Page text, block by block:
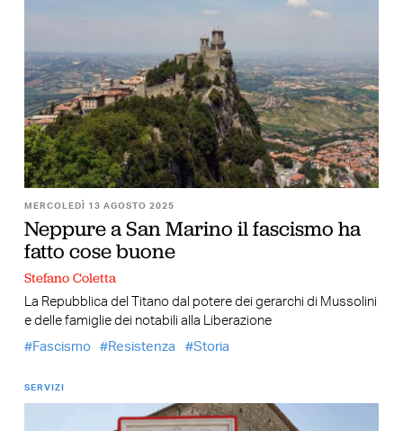
MERCOLEDÌ 13 AGOSTO 2025
Neppure a San Marino il fascismo ha
fatto cose buone
Stefano Coletta
La Repubblica del Titano dal potere dei gerarchi di Mussolini
e delle famiglie dei notabili alla Liberazione
Fascismo
Resistenza Storia
SERVIZI